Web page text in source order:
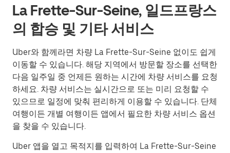
La Frette-Sur-Seine, 일드프랑스
의 합승 및 기타 서비스
Uber와 함께라면 차량 La Frette-Sur-Seine 없이도 쉽게
이동할 수 있습니다. 해당 지역에서 방문할 장소를 선택한
다음 일주일 중 언제든 원하는 시간에 차량 서비스를 요청
하세요. 차량 서비스는 실시간으로 또는 미리 요청할 수
있으므로 일정에 맞춰 편리하게 이용할 수 있습니다. 단체
여행이든 개별 여행이든 앱에서 필요한 차량 서비스 옵션
을 찾을 수 있습니다.
Uber 앱을 열고 목적지를 입력하여 La Frette-Sur-Seine